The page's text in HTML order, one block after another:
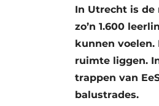
Privacy /
story
Vacature
Vacatures
Video’s
In Utrecht is de
zo’n 1.600
kunnen
ruimte liggen.
trappen van
balustrades.